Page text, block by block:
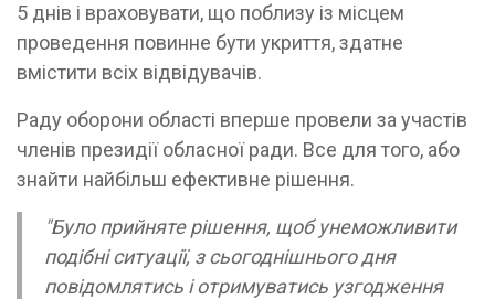
5 днів і враховувати, що поблизу із місцем
проведення повинне бути укриття, здатне
вмістити всіх відвідувачів.
Раду оборони області вперше провели за участів
членів президії обласної ради. Все для того, або
знайти найбільш ефективне рішення.
"Було прийняте рішення, щоб унеможливити
подібні ситуації, з сьогоднішнього дня
повідомлятись і отримуватись узгодження